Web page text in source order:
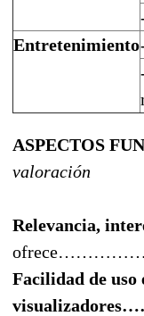
Entretenimiento
ASPECTOS
valoración
Relevancia,
Facilidad de uso
visualizadores